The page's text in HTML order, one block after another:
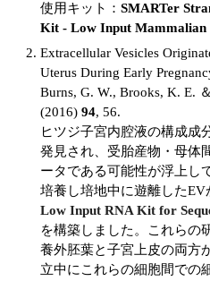
幹細胞・再生医療研究ガイド
クローニング実験ガイド
細胞選択ガイド
エピジェネティクス実験ガイド
RNAi実験ガイド
アプリケーションノート
プロトコール集
使用キット： SMARTer
Kit - Low Input Mammalian
Extracellular Vesicles
Uterus During Early
Burns, G. W., Brooks, K. E.
(2016) 94, 56.
ヒツジ子宮内腔液の構成成
発見され、受胎産物・母体
ータである可能性が浮上し
培養し培地中に遊離したEV
Low Input RNA Kit for
を構築しました。これらの
養外胚葉と子宮上皮の両方
立中にこれらの細胞間での